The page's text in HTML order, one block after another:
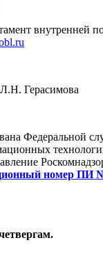
внутренней
Л.Н. Герасимова
Федеральной
номер ПИ